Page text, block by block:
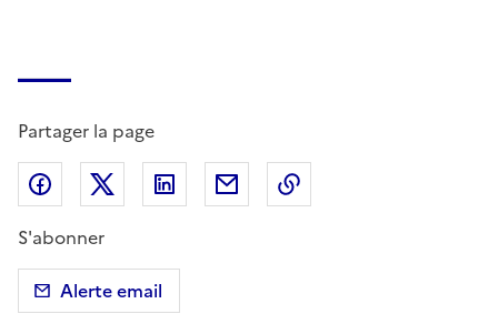
Partager la page
Partager sur Facebook
Partager sur X (anciennement Twitter)
Partager sur LinkedIn
Partager par email
S'abonner
Alerte email